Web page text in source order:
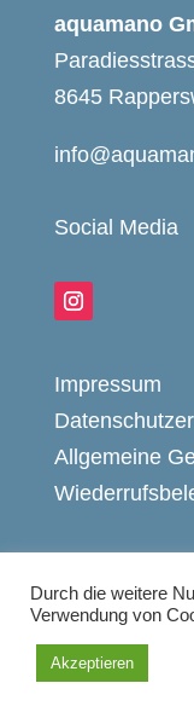
aquamano
8645
Social Media
Impressum
Allgemeine
© 2020 by
Durch die weitere
Verwendung von
Akzeptieren